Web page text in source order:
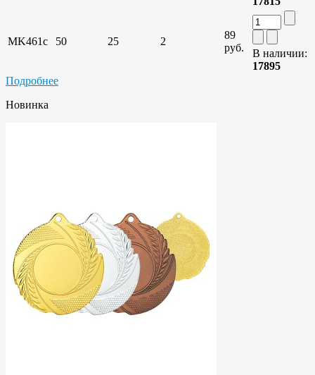
MK461c 50 25 2
89
руб.
В наличии:
17895
Подробнее
Новинка